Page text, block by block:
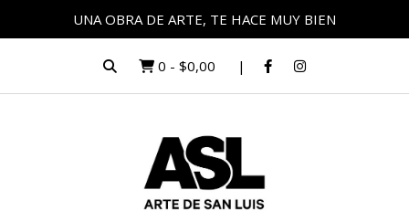
UNA OBRA DE ARTE, TE HACE MUY BIEN
0 - $0,00